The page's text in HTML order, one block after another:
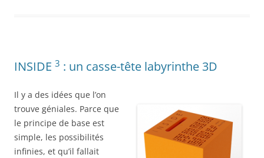
INSIDE 3 : un casse-tête labyrinthe 3D
Il y a des idées que l’on
trouve géniales. Parce que
le principe de base est
simple, les possibilités
infinies, et qu’il fallait